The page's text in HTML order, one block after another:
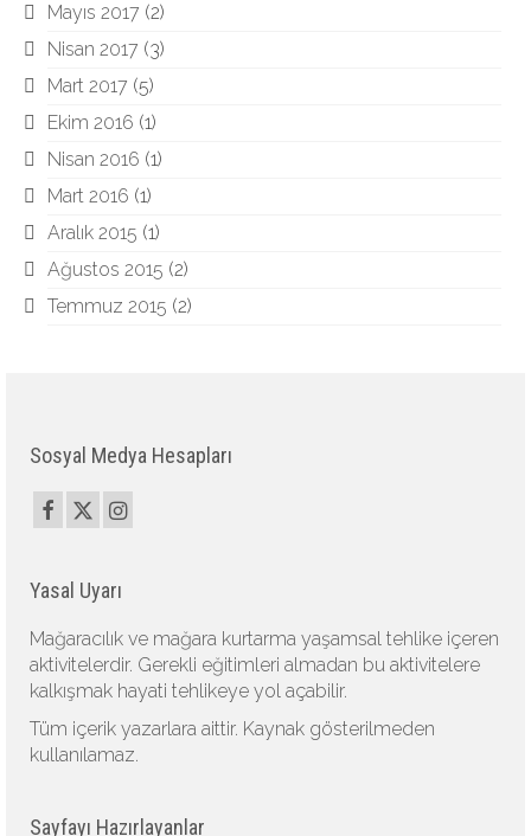
Mayıs 2017 (2)
Nisan 2017 (3)
Mart 2017 (5)
Ekim 2016 (1)
Nisan 2016 (1)
Mart 2016 (1)
Aralık 2015 (1)
Ağustos 2015 (2)
Temmuz 2015 (2)
Sosyal Medya Hesapları
Yasal Uyarı
Mağaracılık ve mağara kurtarma yaşamsal tehlike içeren
aktivitelerdir. Gerekli eğitimleri almadan bu aktivitelere
kalkışmak hayati tehlikeye yol açabilir.
Tüm içerik yazarlara aittir. Kaynak gösterilmeden
kullanılamaz.
Sayfayı Hazırlayanlar